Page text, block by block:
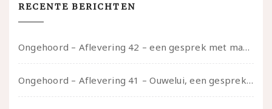
RECENTE BERICHTEN
Ongehoord – Aflevering 42 – een gesprek met marijn over seksueel opbloeien, het ouderschap uitvinden en verschillende leeftijden in je mee dragen
Ongehoord – Aflevering 41 – Ouwelui, een gesprek met Marcelle over polyamorie op latere leeftijd, (mantel)zorg voor je partners en seksueel plezier.